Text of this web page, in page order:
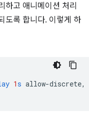
하고 애니메이션 처리
도록 합니다. 이렇게 하
1s allow-discrete,